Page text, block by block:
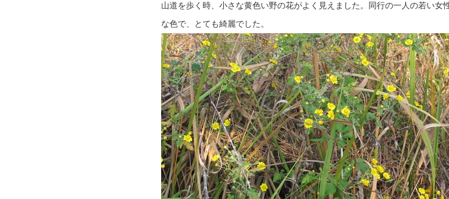
山道を歩く時、小さな黄色い野の花がよく見えました。同行の一人の若い
な色で、とても綺麗でした。